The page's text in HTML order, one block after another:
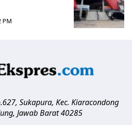
PM
Sukapura, Kec. Kiaracondong
, Jawab Barat 40285